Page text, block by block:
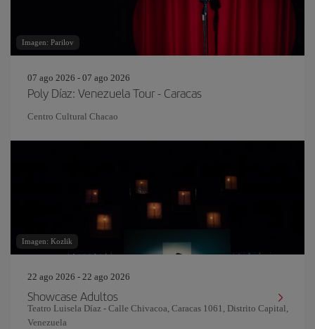
Imagen: Parilov
07 ago 2026 - 07 ago 2026
Poly Díaz: Venezuela Tour - Caracas
Centro Cultural Chacao
Imagen: Kozlik
22 ago 2026 - 22 ago 2026
Showcase Adultos
Teatro Luisela Díaz - Calle Chivacoa, Caracas 1061, Distrito Capital,
Venezuela